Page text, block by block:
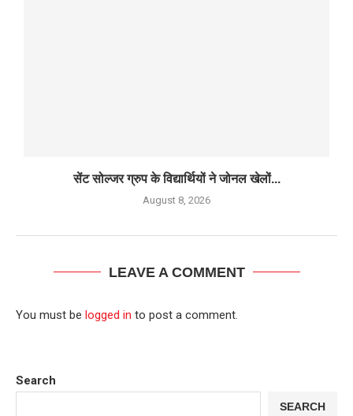
सेंट सोल्जर ग्रुप के विद्यार्थियों ने जोनल खेलों...
August 8, 2026
LEAVE A COMMENT
You must be logged in to post a comment.
Search
SEARCH